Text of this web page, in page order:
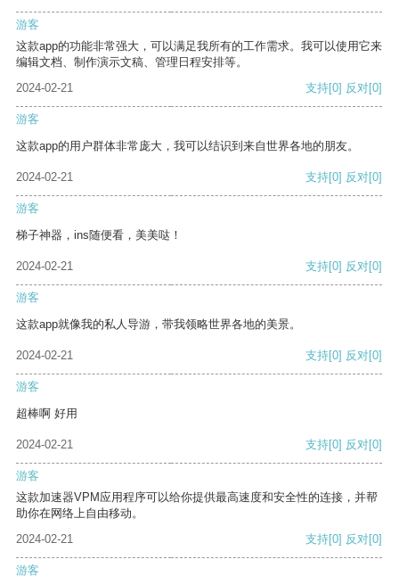
游客
这款app的功能非常强大，可以满足我所有的工作需求。我可以使用它来
编辑文档、制作演示文稿、管理日程安排等。
2024-02-21
支持[0] 反对[0]
游客
这款app的用户群体非常庞大，我可以结识到来自世界各地的朋友。
2024-02-21 支持[0] 反对[0]
游客
梯子神器，ins随便看，美美哒！
2024-02-21 支持[0] 反对[0]
游客
这款app就像我的私人导游，带我领略世界各地的美景。
2024-02-21 支持[0] 反对[0]
游客
超棒啊 好用
2024-02-21 支持[0] 反对[0]
游客
这款加速器VPM应用程序可以给你提供最高速度和安全性的连接，并帮
助你在网络上自由移动。
2024-02-21
支持[0] 反对[0]
游客